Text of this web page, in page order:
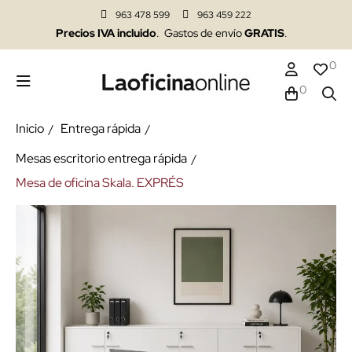
963 478 599 963 459 222
Precios IVA incluido. Gastos de envíoGRATIS.
0
0
Inicio
Entrega rápida
Mesas escritorio entrega rápida
Mesa de oficina Skala. EXPRÉS